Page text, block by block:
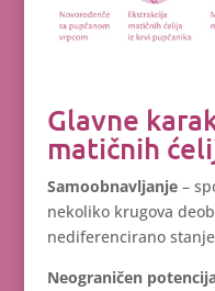
Glavne
matičnih
Samoobnavljanje–
nekoliko krugova
nediferencirano
Neograničen